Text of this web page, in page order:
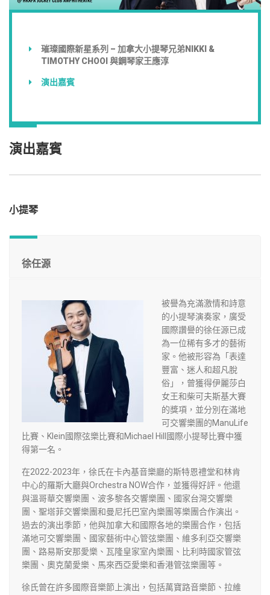
璀璨國際新星系列 – 加拿大小提琴兄弟NIKKI &
TIMOTHY CHOOI 與鋼琴家王應淳
演出嘉賓
演出嘉賓
小提琴
徐任源
被譽為充滿激情和詩意
的小提琴演奏家，廣受
國際讚譽的徐任源已成
為一位稀有多才的藝術
家。他被形容為「表達
豐富、迷人和超凡脫
俗」，曾獲得伊麗莎白
女王和柴可夫斯基大賽
的獎項，並分別在滿地
可交響樂團的ManuLife
比賽、Klein國際弦樂比賽和Michael Hill國際小提琴比賽中獲
得第一名。
在2022-2023年，徐氏在卡內基音樂廳的斯特恩禮堂和林肯
中心的羅斯大廳與Orchestra NOW合作，並獲得好評。他還
與溫哥華交響樂團、波多黎各交響樂團、國家台灣交響樂
團、聖塔菲交響樂團和曼尼托巴室內樂團等樂團合作演出。
過去的演出季節，他與加拿大和國際各地的樂團合作，包括
滿地可交響樂團、國家藝術中心管弦樂團、維多利亞交響樂
團、路易斯安那愛樂、瓦隆皇家室內樂團、比利時國家管弦
樂團、奧克蘭愛樂、馬來西亞愛樂和香港管弦樂團等。
徐氏曾在許多國際音樂節上演出，包括萬寶路音樂節、拉維